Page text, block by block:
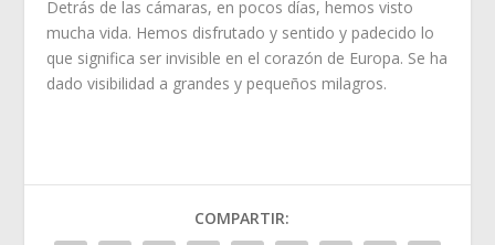
Detrás de las cámaras, en pocos días, hemos visto
mucha vida. Hemos disfrutado y sentido y padecido lo
que significa ser invisible en el corazón de Europa. Se ha
dado visibilidad a grandes y pequeños milagros.
COMPARTIR: